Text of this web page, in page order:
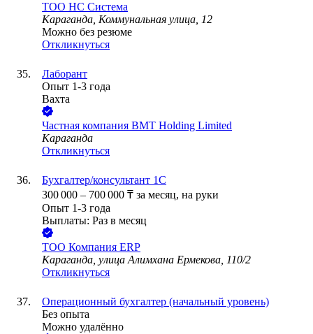
ТОО НС Система
Караганда, Коммунальная улица, 12
Можно без резюме
Откликнуться
Лаборант
Опыт 1-3 года
Вахта
Частная компания BMT Holding Limited
Караганда
Откликнуться
Бухгалтер/консультант 1С
300 000 – 700 000 ₸ за месяц, на руки
Опыт 1-3 года
Выплаты: Раз в месяц
ТОО Компания ERP
Караганда, улица Алимхана Ермекова, 110/2
Откликнуться
Операционный бухгалтер (начальный уровень)
Без опыта
Можно удалённо